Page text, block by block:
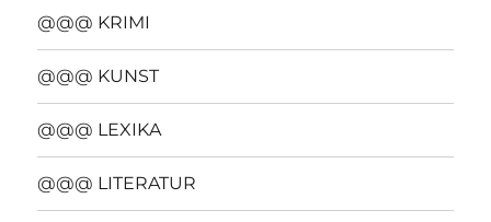
@@@ KRIMI
@@@ KUNST
@@@ LEXIKA
@@@ LITERATUR